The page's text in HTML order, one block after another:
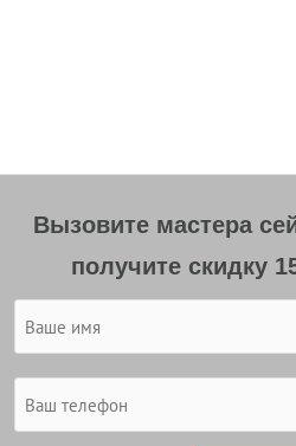
Вызовите мастера
получите скидку